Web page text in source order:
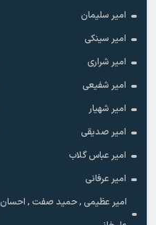
امیر سلیمان
امیر سینکی
امیر شراری
امیر شفیعی
امیر شهیار
امیر صدیقی
امیر عباس گلاب
امیر عرفانی
امیر عظیمی , حمید صفت , احسان